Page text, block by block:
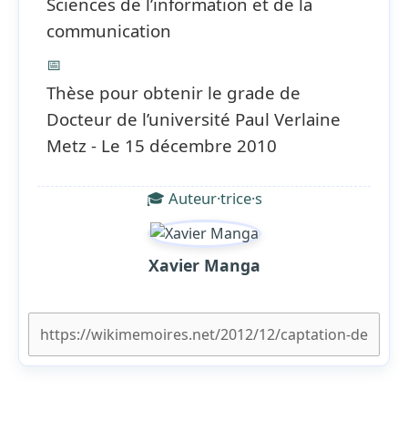
communication
📅
Thèse pour obtenir le grade de
Docteur de l’université Paul Verlaine
Metz - Le 15 décembre 2010
🎓 Auteur·trice·s
Xavier Manga